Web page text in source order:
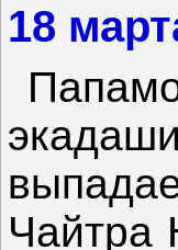
18
Чайтра